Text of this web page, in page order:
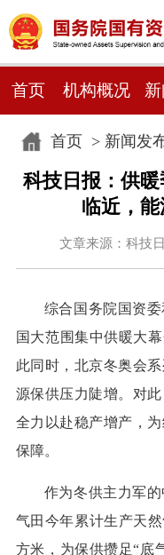
首页 机构概况
首页> 新闻发
科技日报：供
临近，
文章来源：科
综合国务院国资
国大范围集中供暖大
此同时，北京冬奥会
源保供压力陡增。对
全力以赴稳产增产，
保障。
作为冬供主力军
气田今年累计生产天
方米，为保供攒足“底